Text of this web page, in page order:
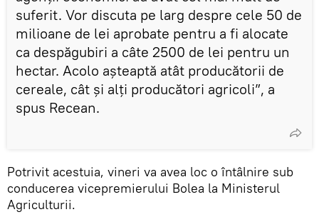
suferit. Vor discuta pe larg despre cele 50 de
milioane de lei aprobate pentru a fi alocate
ca despăgubiri a câte 2500 de lei pentru un
hectar. Acolo așteaptă atât producătorii de
cereale, cât și alți producători agricoli”, a
spus Recean.
Potrivit acestuia, vineri va avea loc o întâlnire sub
conducerea vicepremierului Bolea la Ministerul
Agriculturii.